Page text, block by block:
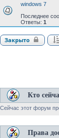
windows 7
Последнее
Ответы: 1
Закрыто
Кто
Сейчас этот форум
Права